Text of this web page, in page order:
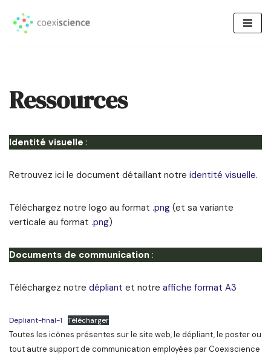
Aller
Ressources
Identité visuelle :
Retrouvez ici le document détaillant notre identité visuelle.
Téléchargez notre logo au format .png (et sa variante
verticale au format .png)
Documents de communication :
Téléchargez notre dépliant et notre affiche format A3
Depliant-final-1 Télécharger
Toutes les icônes présentes sur le site web, le dépliant, le poster ou
tout autre support de communication employées par Coexiscience